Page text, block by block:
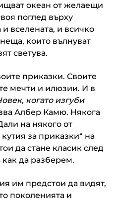
океан от желаещи
поглед върху
вселената, и всичко
които вълнуват
светува.
приказки. Своите
мечти и илюзии. И в
когато изгуби
Албер Камю. Някога
на някого от
за приказки“ на
да стане класик след
да разберем.
им предстои да видят,
поколенията и